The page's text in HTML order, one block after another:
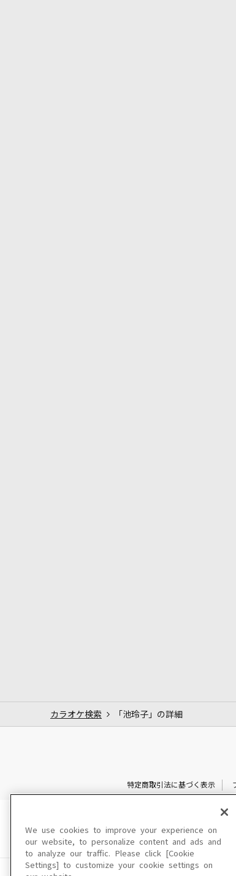
カラオケ検索 「池玲子」の詳細
特定商取引法に基づく表示
このサイトに掲載されている一
We use cookies to improve your experience on
our website, to personalize content and ads and
to analyze our traffic. Please click [Cookie
Settings] to customize your cookie settings on